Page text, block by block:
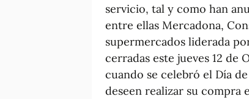
servicio, tal y como han
entre ellas Mercadona,
supermercados liderada
cerradas este jueves 12 de
cuando se celebró el Día
deseen realizar su compra